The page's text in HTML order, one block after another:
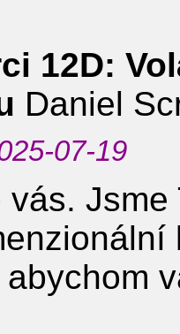
12D:
Daniel
07-19
Jsme